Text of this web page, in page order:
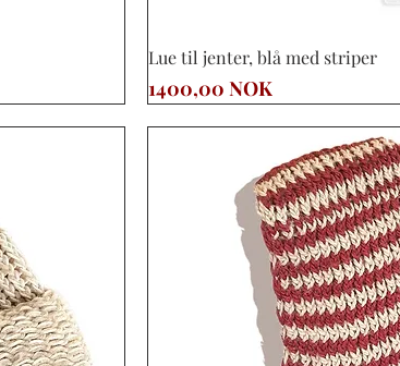
Vista rápida
Lue til jenter, blå med striper
Precio
1400,00 NOK